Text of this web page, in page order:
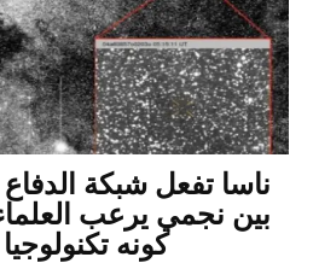
ناسا تفعل شبكة
بين نجمي يرعب
كونه